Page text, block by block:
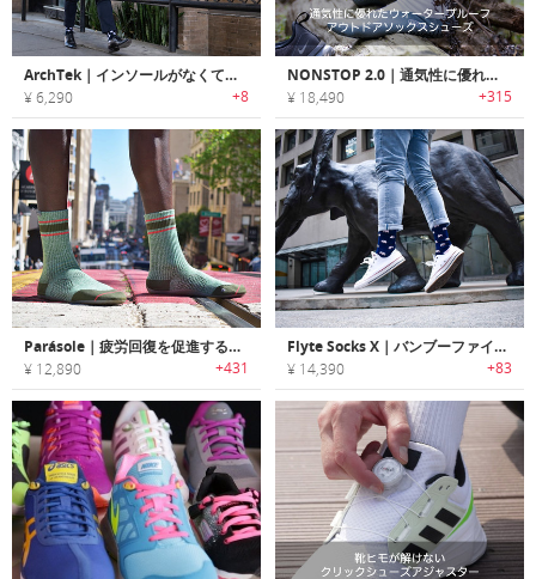
ArchTek｜インソールがなくても足のアーチをサポートする機能性ソックス「アーチテック」
¥ 6,290 +8
NONSTOP 2.0｜通気性に優れたウォータープルーフアウトドアソックスシューズ「ノンストップ2.0」
¥ 18,490 +315
Parásole｜疲労回復を促進する3Dリカバリーソックスシューズ 「パラソール」
¥ 12,890 +431
Flyte Socks X｜バンブーファイバー製エコフレンドリーソックス「フライトソックスX」
¥ 14,390 +83